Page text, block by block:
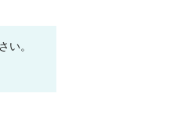
い。